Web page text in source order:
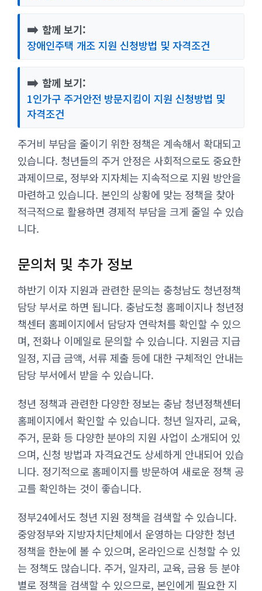
➡️ 함께 보기:
장애인주택 개조 지원 신청방법 및 자격조건
➡️ 함께 보기:
1인가구 주거안전 방문지킴이 지원 신청방법 및
자격조건
주거비 부담을 줄이기 위한 정책은 계속해서 확대되고
있습니다. 청년들의 주거 안정은 사회적으로도 중요한
과제이므로, 정부와 지자체는 지속적으로 지원 방안을
마련하고 있습니다. 본인의 상황에 맞는 정책을 찾아
적극적으로 활용하면 경제적 부담을 크게 줄일 수 있습
니다.
문의처 및 추가 정보
하반기 이자 지원과 관련한 문의는 충청남도 청년정책
담당 부서로 하면 됩니다. 충남도청 홈페이지나 청년정
책센터 홈페이지에서 담당자 연락처를 확인할 수 있으
며, 전화나 이메일로 문의할 수 있습니다. 지원금 지급
일정, 지급 금액, 서류 제출 등에 대한 구체적인 안내는
담당 부서에서 받을 수 있습니다.
청년 정책과 관련한 다양한 정보는 충남 청년정책센터
홈페이지에서 확인할 수 있습니다. 청년 일자리, 교육,
주거, 문화 등 다양한 분야의 지원 사업이 소개되어 있
으며, 신청 방법과 자격요건도 상세하게 안내되어 있습
니다. 정기적으로 홈페이지를 방문하여 새로운 정책 공
고를 확인하는 것이 좋습니다.
정부24에서도 청년 지원 정책을 검색할 수 있습니다.
중앙정부와 지방자치단체에서 운영하는 다양한 청년
정책을 한눈에 볼 수 있으며, 온라인으로 신청할 수 있
는 정책도 많습니다. 주거, 일자리, 교육, 금융 등 분야
별로 정책을 검색할 수 있으므로, 본인에게 필요한 지